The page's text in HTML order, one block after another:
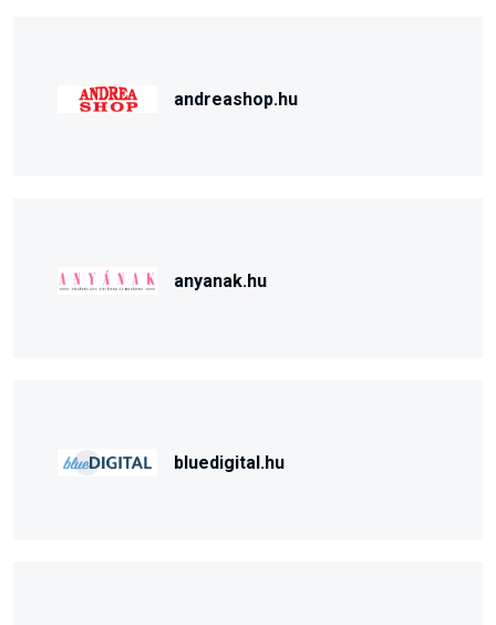
andreashop.hu
anyanak.hu
bluedigital.hu